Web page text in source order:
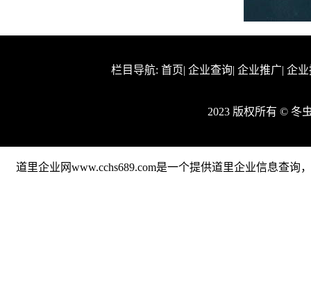
栏目导航: 首页| 企业查询| 企业推广| 企
2023 版权所有 © 冬
道里企业网www.cchs689.com是一个提供道里企业信息查